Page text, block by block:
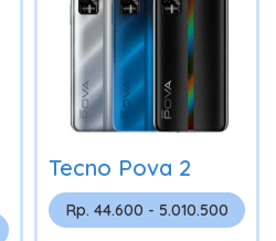
Tecno Pova 2
Rp. 44.600 - 5.010.500